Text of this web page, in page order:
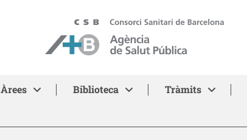
ASPB - Agència de Salut Pública de Barcelona
Àrees Biblioteca Tràmits